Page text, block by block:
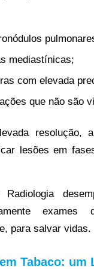
mediastínicas;
com elevada
que não são
resolução,
lesões em
para salvar vidas.
Tabaco: um